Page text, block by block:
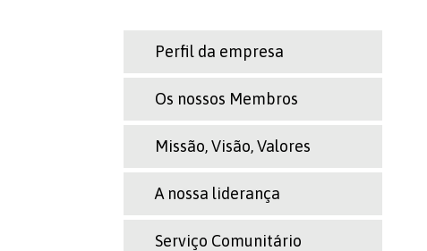
Perfil da empresa
Os nossos Membros
Missão, Visão, Valores
A nossa liderança
Serviço Comunitário